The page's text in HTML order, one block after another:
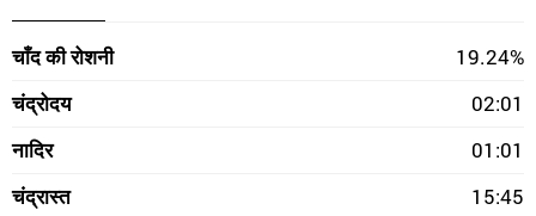
चाँद की रोशनी
19.24%
चंद्रोदय
02:01
नादिर
01:01
चंद्रास्त
15:45